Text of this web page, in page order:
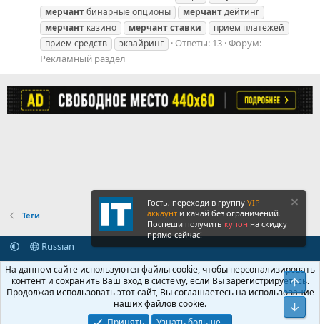
мерчантбинарные опционы мерчантдейтинг
мерчант казино мерчантставки
прием платежей
прием средств
эквайринг Ответы: 13 Форум:
Рекламный раздел
Теги
Russian
Обратная связь
Условия и правила
Политика конфиденциальности
Помощь Главная
R
S
S
Community platform by XenForo® © 2010-2026 XenForo Ltd.
Крупнейший форум по обмену приватной информацией
Гость, переходи в группу VIP
аккаунт и качай без ограничений.
Поспеши получить купон на скидку
прямо сейчас!
На данном сайте используются файлы cookie, чтобы персонализировать
контент и сохранить Ваш вход в систему, если Вы зарегистрируетесь.
Продолжая использовать этот сайт, Вы соглашаетесь на использование
наших файлов cookie.